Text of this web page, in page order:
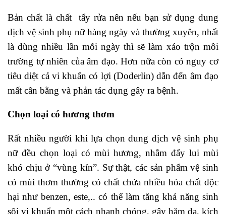
Bản chất là chất tẩy rửa nên nếu bạn sử dụng dung
dịch vệ sinh phụ nữ hàng ngày và thường xuyên, nhất
là dùng nhiều lần mỗi ngày thì sẽ làm xáo trộn môi
trường tự nhiên của âm đạo. Hơn nữa còn có nguy cơ
tiêu diệt cả vi khuẩn có lợi (Doderlin) dẫn đến âm đạo
mất cân bằng và phản tác dụng gây ra bệnh.
Chọn loại có hương thơm
Rất nhiều người khi lựa chọn dung dịch vệ sinh phụ
nữ đều chọn loại có mùi hương, nhằm đẩy lui mùi
khó chịu ở “vùng kín”. Sự thật, các sản phẩm vệ sinh
có mùi thơm thường có chất chứa nhiều hóa chất độc
hại như benzen, este,.. có thể làm tăng khả năng sinh
sôi vi khuẩn một cách nhanh chóng, gây hăm da, kích